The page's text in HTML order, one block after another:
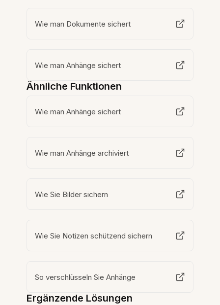
Wie man Dokumente sichert
Wie man Anhänge sichert
Ähnliche Funktionen
Wie man Anhänge sichert
Wie man Anhänge archiviert
Wie Sie Bilder sichern
Wie Sie Notizen schützend sichern
So verschlüsseln Sie Anhänge
Ergänzende Lösungen